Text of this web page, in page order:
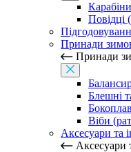
Повідці
Принади
Принади
Блешні
Віби
Аксесуари та
Аксесуари